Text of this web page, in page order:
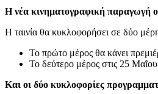
Η νέα κινηματογραφική παραγωγή
Η ταινία θα κυκλοφορήσει σε δύο
Το πρώτο μέρος θα κάνει
Το δεύτερο μέρος στις 25
Και οι δύο κυκλοφορίες